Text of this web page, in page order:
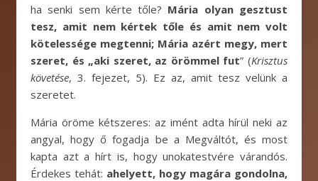
ha senki sem kérte tőle? Mária olyan gesztust
tesz, amit nem kértek tőle és amit nem volt
kötelessége megtenni; Mária azért megy, mert
szeret, és „aki szeret, az örömmel fut” (Krisztus
követése, 3. fejezet, 5). Ez az, amit tesz velünk a
szeretet.
Mária öröme kétszeres: az imént adta hírül neki az
angyal, hogy ő fogadja be a Megváltót, és most
kapta azt a hírt is, hogy unokatestvére várandós.
Érdekes tehát: ahelyett, hogy magára gondolna,